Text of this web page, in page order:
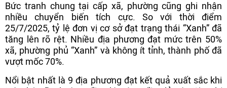
Bức tranh chung tại cấp xã, phường cũng ghi nhận
nhiều chuyển biến tích cực. So với thời điểm
25/7/2025, tỷ lệ đơn vị cơ sở đạt trạng thái “Xanh” đã
tăng lên rõ rệt. Nhiều địa phương đạt mức trên 50%
xã, phường phủ “Xanh” và không ít tỉnh, thành phố đã
vượt mốc 70%.
Nổi bật nhất là 9 địa phương đạt kết quả xuất sắc khi